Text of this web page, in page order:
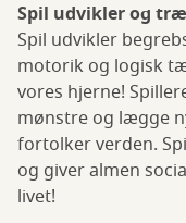
Spil udvikler og
Spil udvikler
motorik og logisk
vores hjerne!
mønstre og lægge
fortolker verden.
og giver almen
livet!